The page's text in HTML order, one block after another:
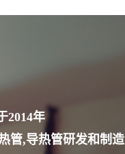
2014年
管,导热管研发和制造